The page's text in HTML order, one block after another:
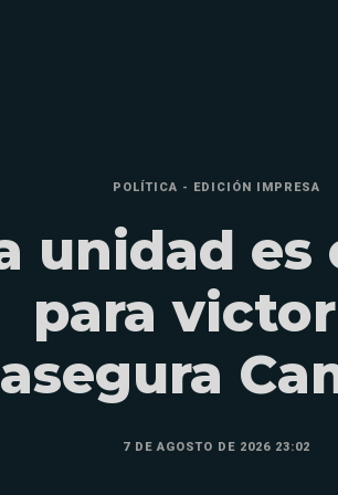
POLÍTICA - EDICIÓN IMPRESA
unidad es
para
asegura
7 DE AGOSTO DE 2026 23:02